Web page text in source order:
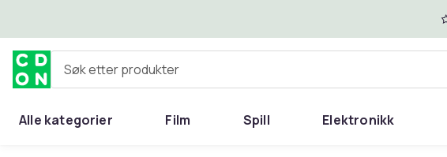
Søk etter produkter
Alle kategorier Film Spill Elektronikk